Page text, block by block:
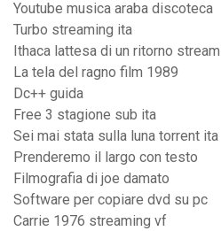
Youtube musica araba discoteca
Turbo streaming ita
Ithaca lattesa di un ritorno
La tela del ragno film 1989
Dc++ guida
Free 3 stagione sub ita
Sei mai stata sulla luna torrent ita
Prenderemo il largo con testo
Filmografia di joe damato
Software per copiare dvd su pc
Carrie 1976 streaming vf